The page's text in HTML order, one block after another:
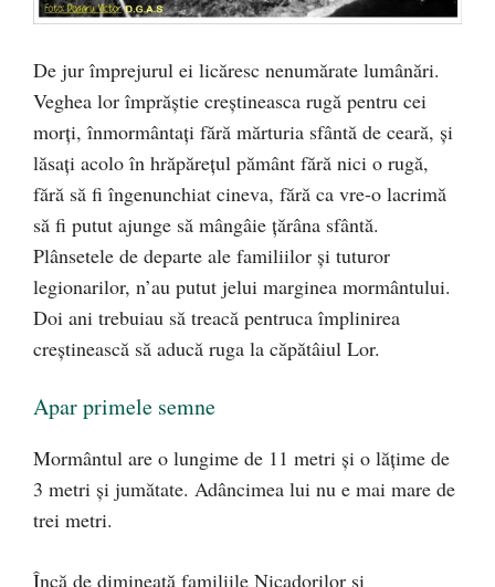
De jur împrejurul ei licăresc nenumărate lumânări.
Veghea lor împrăştie creştineasca rugă pentru cei
morţi, înmormântaţi fără mărturia sfântă de ceară, şi
lăsaţi acolo în hrăpăreţul pământ fără nici o rugă,
fără să fi îngenunchiat cineva, fără ca vre-o lacrimă
să fi putut ajunge să mângâie ţărâna sfântă.
Plânsetele de departe ale familiilor şi tuturor
legionarilor, n’au putut jelui marginea mormântului.
Doi ani trebuiau să treacă pentruca împlinirea
creştinească să aducă ruga la căpătâiul Lor.
Apar primele semne
Mormântul are o lungime de 11 metri şi o lăţime de
3 metri şi jumătate. Adâncimea lui nu e mai mare de
trei metri.
Încă de dimineaţă familiile Nicadorilor şi